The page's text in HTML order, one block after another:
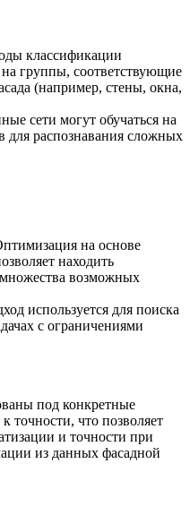
классификации
на группы, соответствующие
(например, стены, окна,
сети могут обучаться на
для распознавания сложных
на основе
находить
возможных
используется для поиска
с ограничениями
под конкретные
точности, что позволяет
и точности при
из данных фасадной